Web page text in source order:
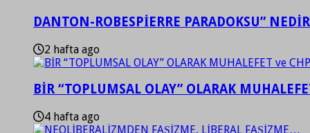
DANTON-ROBESPİERRE PARADOKSU”
2 hafta ago
BİR “TOPLUMSAL OLAY” OLARAK
4 hafta ago